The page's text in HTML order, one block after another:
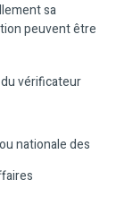
sa
peuvent être
vérificateur
nationale des